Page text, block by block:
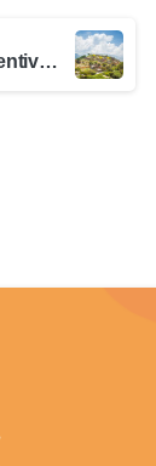
Viajes de incentivos: motivación y reconocimiento a los equipos de trabajo